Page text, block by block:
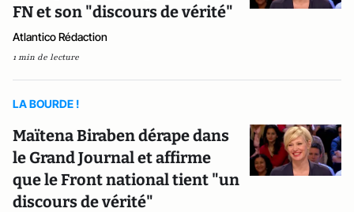
FN et son "discours de vérité"
Atlantico Rédaction
1 min de lecture
LA BOURDE !
Maïtena Biraben dérape dans
le Grand Journal et affirme
que le Front national tient "un
discours de vérité"